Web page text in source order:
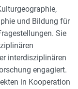
und Bildung für
Sie
interdisziplinären
engagiert.
in Kooperation